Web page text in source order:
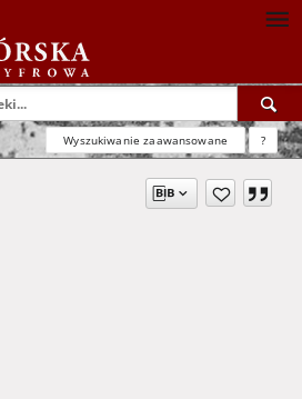
Wyszukiwanie zaawansowane ?